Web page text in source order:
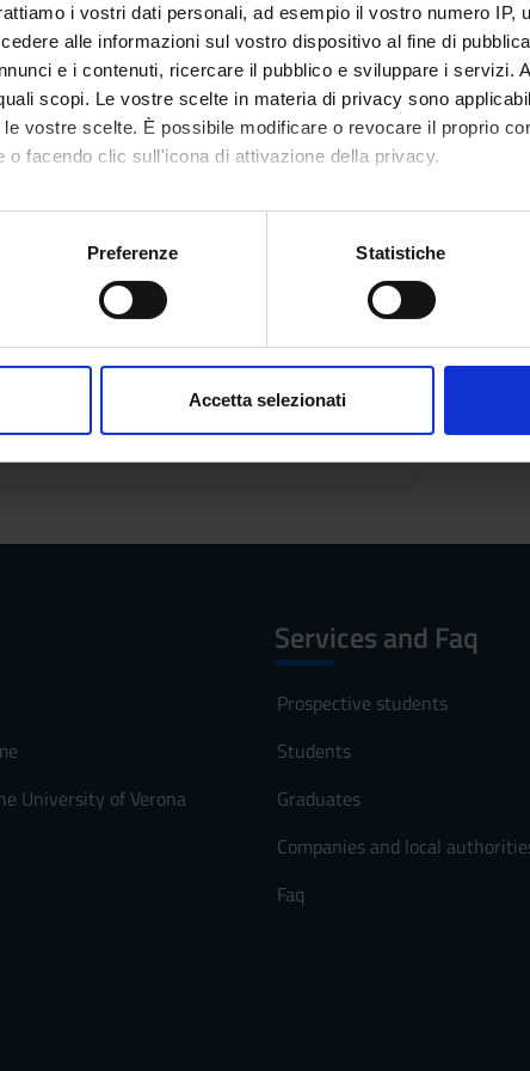
i vostri dati personali, ad esempio il vostro numero IP,
alle informazioni sul vostro dispositivo al fine di
e i contenuti, ricercare il pubblico e sviluppare i servizi.
scopi. Le vostre scelte in materia di privacy sono
vostre scelte. È possibile modificare o revocare il proprio
o facendo clic sull'icona di attivazione della privacy.
anche:
sulla tua posizione geografica, con un'approssimazione di
in qualsiasi momento dalla Dichiarazione sui cookie.
Preferenze Statistiche
Accetta selezionati
Period
lez 3 anno 2 semestre PERF
Academic staff
Elena Bonamini
2
LAVORO
Period
lez 3 anno 2 semestre PERF
Academic staff
Marco Artioli
University of Verona
Services and Faq
Prospective students
Students
Graduates
Companies and local
Faq